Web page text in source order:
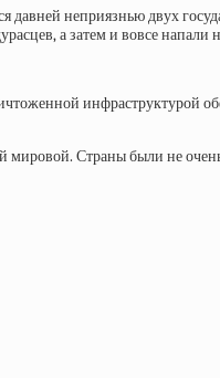
давней неприязнью двух
а затем и вовсе
инфраструктурой
Страны были не